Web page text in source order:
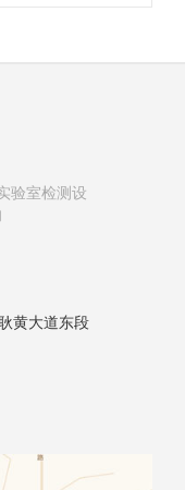
验室检测设
黄大道东段